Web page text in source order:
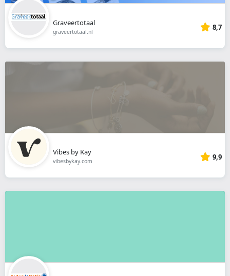
Graveertotaal
graveertotaal.nl 8,7
Vibes by Kay
vibesbykay.com 9,9